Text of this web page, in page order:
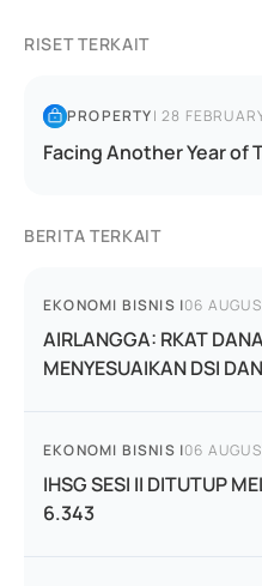
RISET TERKAIT
PROPERTY|28
Facing Another Year of
BERITA TERKAIT
EKONOMI BISNIS |06
AIRLANGGA: RKAT
MENYESUAIKAN DSI
EKONOMI BISNIS |06
IHSG SESI II DITUTUP
6.343